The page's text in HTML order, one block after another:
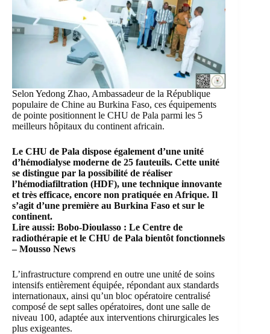
Selon Yedong Zhao, Ambassadeur de la République
populaire de Chine au Burkina Faso, ces équipements
de pointe positionnent le CHU de Pala parmi les 5
meilleurs hôpitaux du continent africain.
Le CHU de Pala dispose également d’une unité
d’hémodialyse moderne de 25 fauteuils. Cette unité
se distingue par la possibilité de réaliser
l’hémodiafiltration (HDF), une technique innovante
et très efficace, encore non pratiquée en Afrique. Il
s’agit d’une première au Burkina Faso et sur le
continent.
Lire aussi: Bobo-Dioulasso : Le Centre de
radiothérapie et le CHU de Pala bientôt fonctionnels
– Mousso News
L’infrastructure comprend en outre une unité de soins
intensifs entièrement équipée, répondant aux standards
internationaux, ainsi qu’un bloc opératoire centralisé
composé de sept salles opératoires, dont une salle de
niveau 100, adaptée aux interventions chirurgicales les
plus exigeantes.